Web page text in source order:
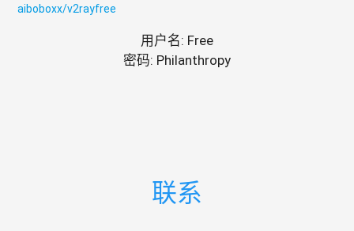
aiboboxx/v2rayfree
用户名: Free
密码: Philanthropy
联系